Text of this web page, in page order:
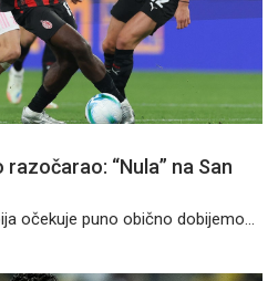
“Nula” na San
očekuje puno obično dobijemo...